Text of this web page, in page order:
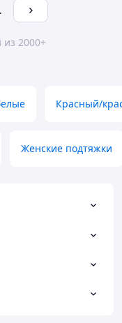
из 2000+
Красный/
Женские подтяжки